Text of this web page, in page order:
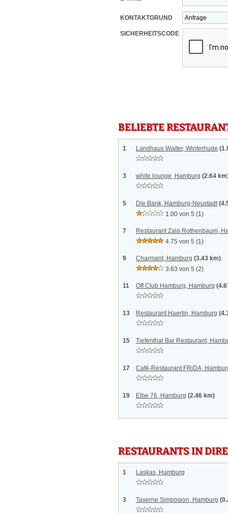
KONTAKTGRUND
SICHERHEITSCODE
BELIEBTE
1 Landhaus Walter, Winterhude
3 white lounge, Hamburg (2.64
5 Die Bank, Hamburg-Neustadt
1.00 von 5 (1)
7
Restaurant Zala Rothenbaum,
4.75 von 5 (1)
9 Charmant, Hamburg (3.43 km)
3.63 von 5 (2)
11 Off Club Hamburg, Hamburg
13 Restaurant Haerlin, Hamburg
15 Tiefenthal Bar Restaurant,
17 Café-Restaurant FRiDA,
19 Elbe 76, Hamburg (2.46 km)
RESTAURANTS IN
1 Laskas, Hamburg
3 Taverne Simposion, Hamburg